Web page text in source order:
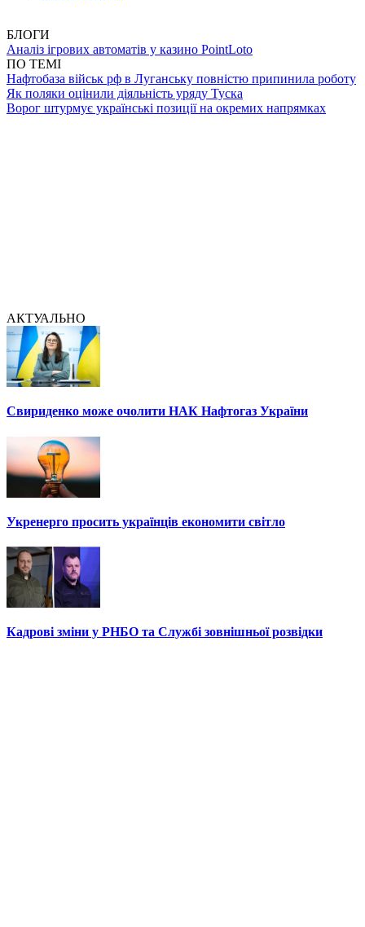
БЛОГИ
Аналіз ігрових автоматів у казино PointLoto
ПО ТЕМІ
Нафтобаза військ рф в Луганську повністю припинила роботу
Як поляки оцінили діяльність уряду Туска
Ворог штурмує українські позиції на окремих напрямках
АКТУАЛЬНО
Свириденко може очолити НАК Нафтогаз України
Укренерго просить українців економити світло
Кадрові зміни у РНБО та Службі зовнішньої розвідки